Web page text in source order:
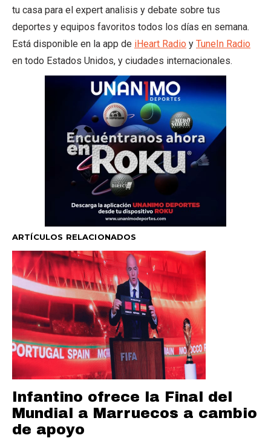
tu casa para el expert analisis y debate sobre tus
deportes y equipos favoritos todos los días en semana.
Está disponible en la app de iHeart Radio y TuneIn Radio
en todo Estados Unidos, y ciudades internacionales.
ARTÍCULOS RELACIONADOS
Infantino ofrece la Final del
Mundial a Marruecos a cambio
de apoyo